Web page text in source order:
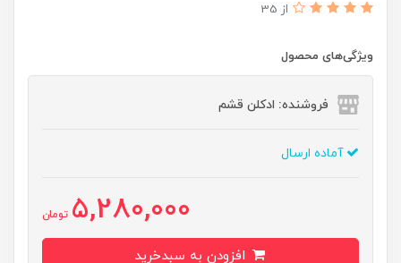
از 35
ویژگی‌های محصول
فروشنده: ادکلن قشم
آماده ارسال
5,280,000 تومان